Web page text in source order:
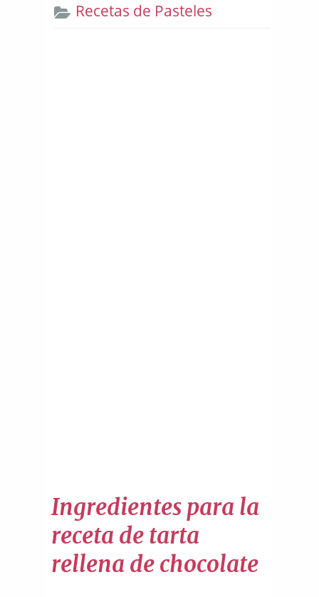
Recetas de Pasteles
Ingredientes para la
receta de tarta
rellena de chocolate